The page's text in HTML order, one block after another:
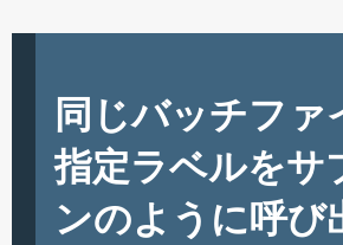
同じバッチファ
指定ラベルをサ
ンのように呼び